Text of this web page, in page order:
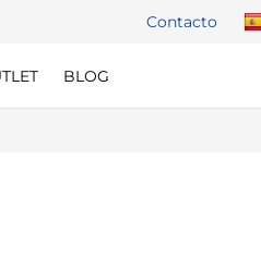
Contacto
BLOG